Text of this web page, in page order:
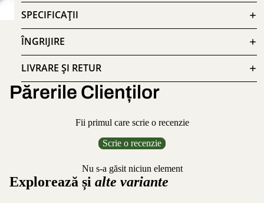
SPECIFICAȚII
ÎNGRIJIRE
LIVRARE ȘI RETUR
Părerile Clienților
Fii primul care scrie o recenzie
Scrie o recenzie
Nu s-a găsit niciun element
Explorează și alte variante